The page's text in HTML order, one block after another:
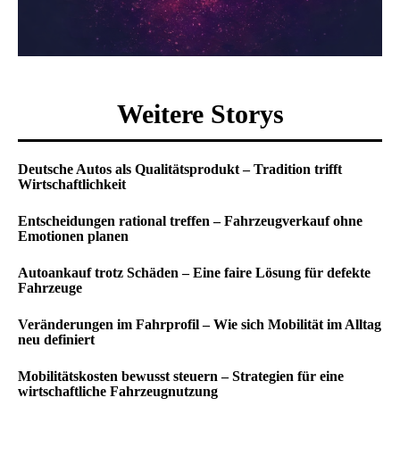
Weitere Storys
Deutsche Autos als Qualitätsprodukt – Tradition trifft
Wirtschaftlichkeit
Entscheidungen rational treffen – Fahrzeugverkauf ohne
Emotionen planen
Autoankauf trotz Schäden – Eine faire Lösung für defekte
Fahrzeuge
Veränderungen im Fahrprofil – Wie sich Mobilität im Alltag
neu definiert
Mobilitätskosten bewusst steuern – Strategien für eine
wirtschaftliche Fahrzeugnutzung